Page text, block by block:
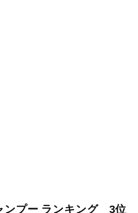
ンプー ランキング 3位